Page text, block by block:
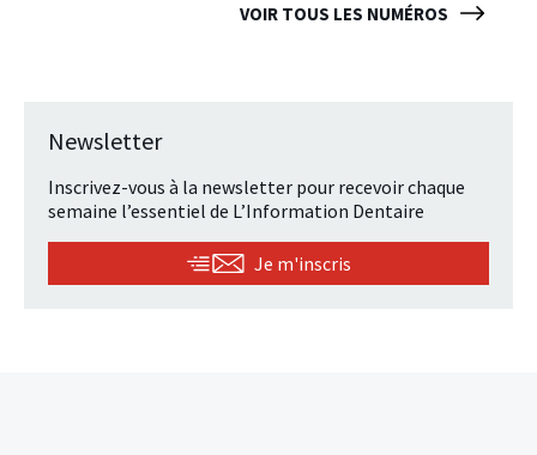
VOIR TOUS LES NUMÉROS
Newsletter
Inscrivez-vous à la newsletter pour recevoir chaque
semaine l’essentiel de L’Information Dentaire
Je m'inscris